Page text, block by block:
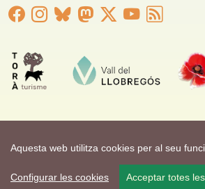
Aquesta web utilitza cookies per al seu
Configurar les cookies Acceptar totes